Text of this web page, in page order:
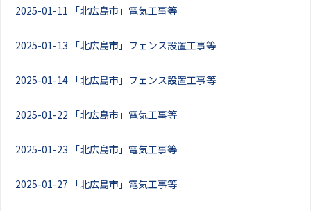
2025-01-11 「北広島市」電気工事等
2025-01-13 「北広島市」フェンス設置工事等
2025-01-14 「北広島市」フェンス設置工事等
2025-01-22 「北広島市」電気工事等
2025-01-23 「北広島市」電気工事等
2025-01-27 「北広島市」電気工事等